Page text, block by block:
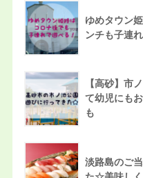
ゆめタウン
ンチも子連
【高砂】市
て幼児にも
も
淡路島のご